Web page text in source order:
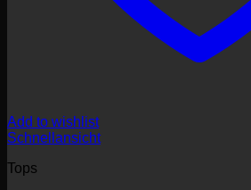
Add to wishlist
Schnellansicht
Tops